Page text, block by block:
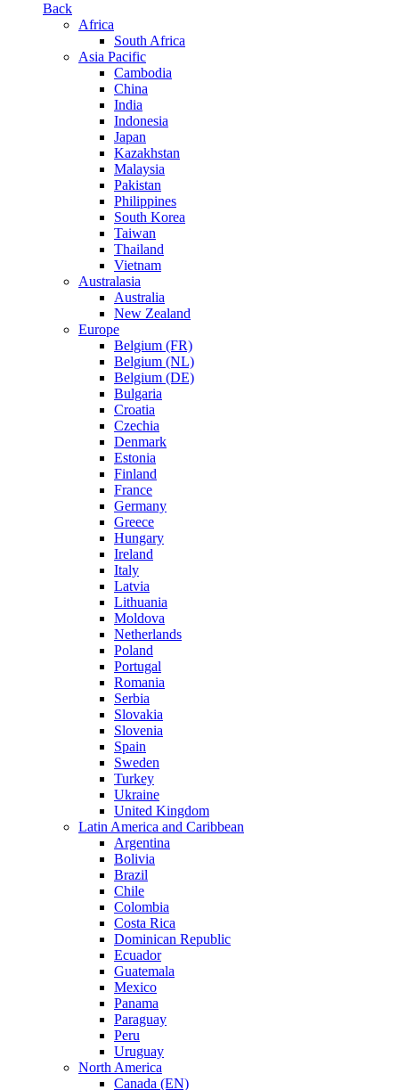
Back
Africa
South Africa
Asia Pacific
Cambodia
China
India
Indonesia
Japan
Kazakhstan
Malaysia
Pakistan
Philippines
South Korea
Taiwan
Thailand
Vietnam
Australasia
Australia
New Zealand
Europe
Belgium (FR)
Belgium (NL)
Belgium (DE)
Bulgaria
Croatia
Czechia
Denmark
Estonia
Finland
France
Germany
Greece
Hungary
Ireland
Italy
Latvia
Lithuania
Moldova
Netherlands
Poland
Portugal
Romania
Serbia
Slovakia
Slovenia
Spain
Sweden
Turkey
Ukraine
United Kingdom
Latin America and Caribbean
Argentina
Bolivia
Brazil
Chile
Colombia
Costa Rica
Dominican Republic
Ecuador
Guatemala
Mexico
Panama
Paraguay
Peru
Uruguay
North America
Canada (EN)